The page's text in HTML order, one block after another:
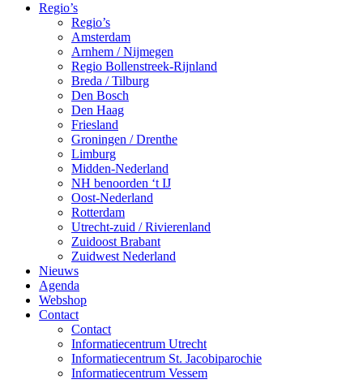
Regio’s
Regio’s
Amsterdam
Arnhem / Nijmegen
Regio Bollenstreek-Rijnland
Breda / Tilburg
Den Bosch
Den Haag
Friesland
Groningen / Drenthe
Limburg
Midden-Nederland
NH benoorden ‘t IJ
Oost-Nederland
Rotterdam
Utrecht-zuid / Rivierenland
Zuidoost Brabant
Zuidwest Nederland
Nieuws
Agenda
Webshop
Contact
Contact
Informatiecentrum Utrecht
Informatiecentrum St. Jacobiparochie
Informatiecentrum Vessem